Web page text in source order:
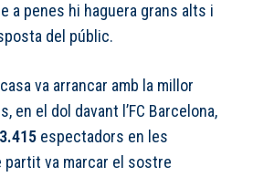
a penes hi haguera grans alts i
del públic.
va arrancar amb la millor
en el dol davant l’FC Barcelona,
espectadors en les
partit va marcar el sostre